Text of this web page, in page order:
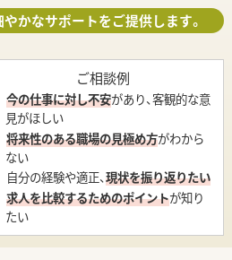
かなサポートをご提供します。
ご相談例
今の仕事に対し不安があり、客観的な意
見がほしい
将来性のある職場の見極め方がわから
ない
自分の経験や適正、現状を振り返りたい
求人を比較するためのポイントが知り
たい